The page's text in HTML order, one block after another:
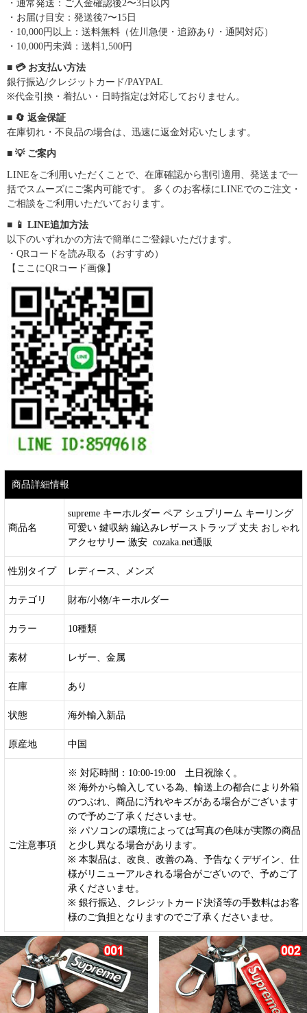
・通常発送：ご入金確認後2〜3日以内
・お届け目安：発送後7〜15日
・10,000円以上：送料無料（佐川急便・追跡あり・通関対応）
・10,000円未満：送料1,500円
■ 💳 お支払い方法
銀行振込/クレジットカード/PAYPAL
※代金引換・着払い・日時指定は対応しておりません。
■ 🔄 返金保証
在庫切れ・不良品の場合は、迅速に返金対応いたします。
■ 💡 ご案内
LINEをご利用いただくことで、在庫確認から割引適用、発送まで一
括でスムーズにご案内可能です。 多くのお客様にLINEでのご注文・
ご相談をご利用いただいております。
■ 📱 LINE追加方法
以下のいずれかの方法で簡単にご登録いただけます。
・QRコードを読み取る（おすすめ）
【ここにQRコード画像】
商品詳細情報
商品名
supreme キーホルダー ペア シュプリーム キーリング
可愛い 鍵収納 編込みレザーストラップ 丈夫 おしゃれ
アクセサリー 激安 cozaka.net通販
性別タイプ レディース、メンズ
カテゴリ 財布/小物/キーホルダー
カラー 10種類
素材 レザー、金属
在庫 あり
状態 海外輸入新品
原産地 中国
ご注意事項
※ 対応時間：10:00-19:00 土日祝除く。
※ 海外から輸入している為、輸送上の都合により外箱
のつぶれ、商品に汚れやキズがある場合がございます
ので予めご了承くださいませ。
※ パソコンの環境によっては写真の色味が実際の商品
と少し異なる場合があります。
※ 本製品は、改良、改善の為、予告なくデザイン、仕
様がリニューアルされる場合がございので、予めご了
承くださいませ。
※ 銀行振込、クレジットカード決済等の手数料はお客
様のご負担となりますのでご了承くださいませ。